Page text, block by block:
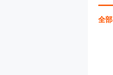
全部